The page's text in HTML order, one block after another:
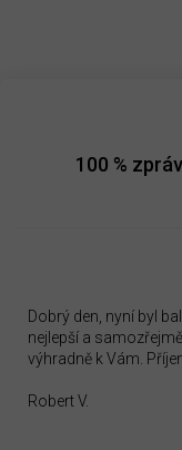
100 %
Dobrý den, nyní byl
nejlepší a
výhradně k Vám.
Robert V.